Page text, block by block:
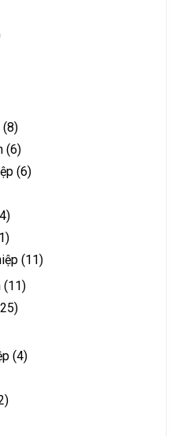
(8)
(6)
(6)
(11)
(11)
(4)